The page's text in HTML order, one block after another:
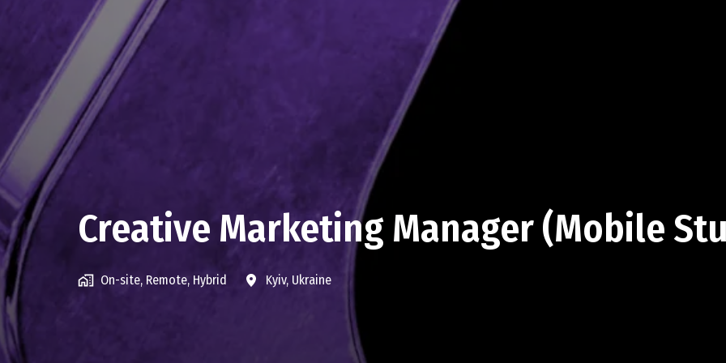
Creative Marketing Manager (Mobile
On-site, Remote, Hybrid Kyiv, Ukraine